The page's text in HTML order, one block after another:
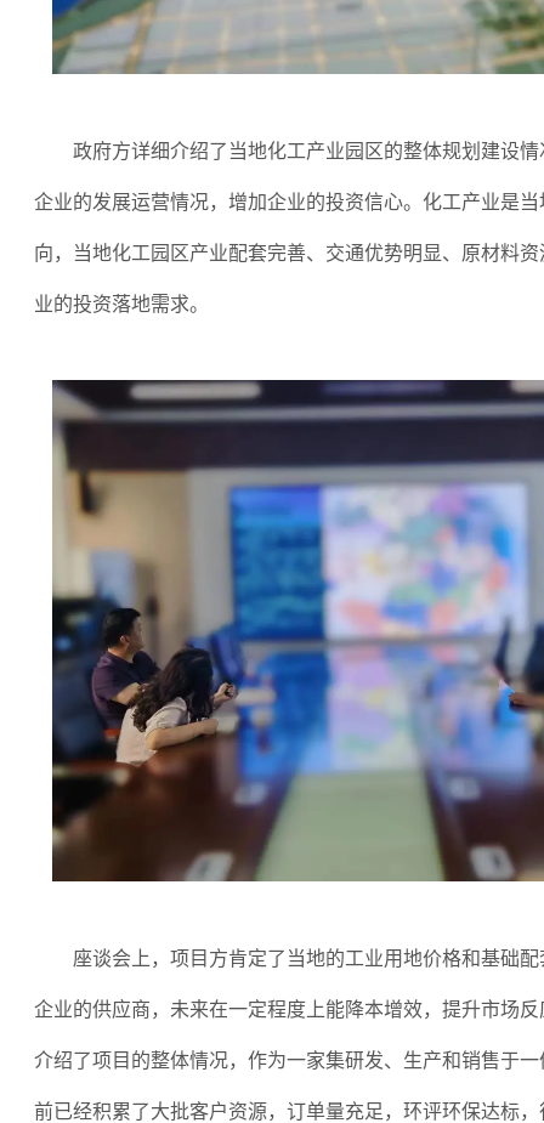
政府方详细介绍了当地化工产业园区的整体规划建设情
企业的发展运营情况，增加企业的投资信心。化工产业是
向，当地化工园区产业配套完善、交通优势明显、原材料
业的投资落地需求。
座谈会上，项目方肯定了当地的工业用地价格和基础配
企业的供应商，未来在一定程度上能降本增效，提升市场
介绍了项目的整体情况，作为一家集研发、生产和销售于
前已经积累了大批客户资源，订单量充足，环评环保达标